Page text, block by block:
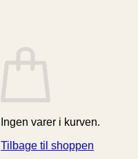
Ingen varer i kurven.
Tilbage til shoppen